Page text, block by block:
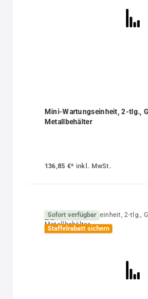
Mini-Wartungseinheit, 2-tlg.,
Metallbehälter
136,85 €* inkl. MwSt.
Sofort verfügbar
Staffelrabatt sichern